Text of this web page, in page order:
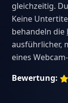
gleichzeitig.
Keine
behandeln die
ausführlicher,
eines
Bewertung: